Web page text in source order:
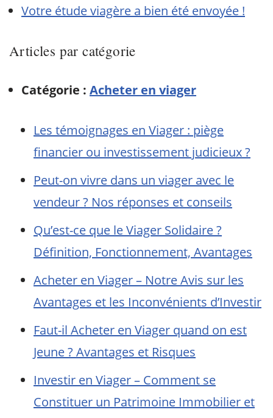
Votre étude viagère a bien été envoyée !
Articles par catégorie
Catégorie : Acheter en viager
Les témoignages en Viager : piège
financier ou investissement judicieux ?
Peut-on vivre dans un viager avec le
vendeur ? Nos réponses et conseils
Qu’est-ce que le Viager Solidaire ?
Définition, Fonctionnement, Avantages
Acheter en Viager – Notre Avis sur les
Avantages et les Inconvénients d’Investir
Faut-il Acheter en Viager quand on est
Jeune ? Avantages et Risques
Investir en Viager – Comment se
Constituer un Patrimoine Immobilier et